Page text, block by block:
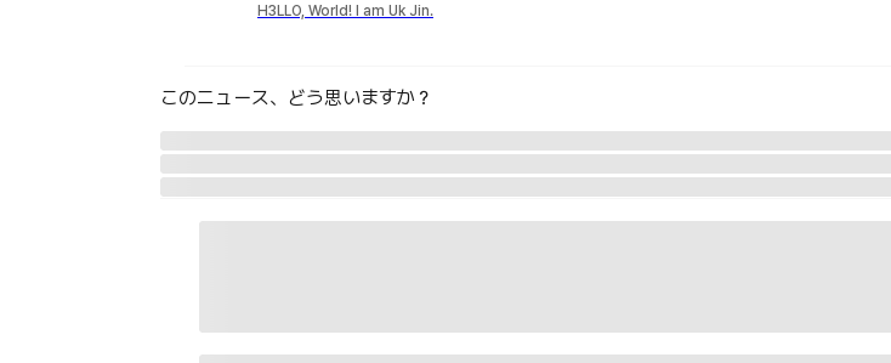
H3LLO, World! I am Uk Jin.
このニュース、どう思いますか？